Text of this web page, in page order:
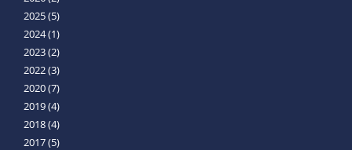
2025(5)
2024(1)
2023(2)
2022(3)
2020(7)
2019(4)
2018(4)
2017(5)